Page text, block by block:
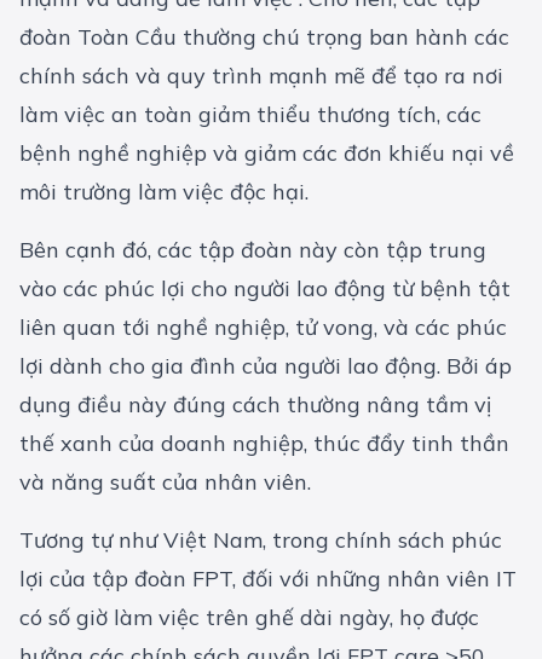
đoàn Toàn Cầu thường chú trọng ban hành các
chính sách và quy trình mạnh mẽ để tạo ra nơi
làm việc an toàn giảm thiểu thương tích, các
bệnh nghề nghiệp và giảm các đơn khiếu nại về
môi trường làm việc độc hại.
Bên cạnh đó, các tập đoàn này còn tập trung
vào các phúc lợi cho người lao động từ bệnh tật
liên quan tới nghề nghiệp, tử vong, và các phúc
lợi dành cho gia đình của người lao động. Bởi áp
dụng điều này đúng cách thường nâng tầm vị
thế xanh của doanh nghiệp, thúc đẩy tinh thần
và năng suất của nhân viên.
Tương tự như Việt Nam, trong chính sách phúc
lợi của tập đoàn FPT, đối với những nhân viên IT
có số giờ làm việc trên ghế dài ngày, họ được